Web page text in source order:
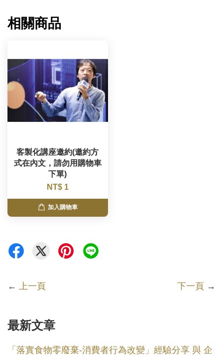
相關商品
客製化講座邀約(邀約方
式在內文，請勿用購物車
下單)
NT$ 1
加入購物車
← 上一頁 下一頁 →
最新文章
「落實食物零廢棄-消費者行為改變」經驗分享 與 企